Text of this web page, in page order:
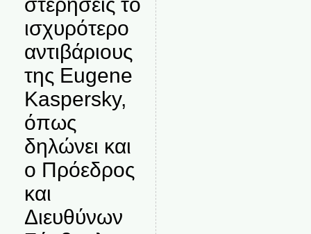
ισχυρότερο
αντιβάριους
της Eugene
Kaspersky,
όπως
δηλώνει και
ο Πρόεδρος
και
Διευθύνων